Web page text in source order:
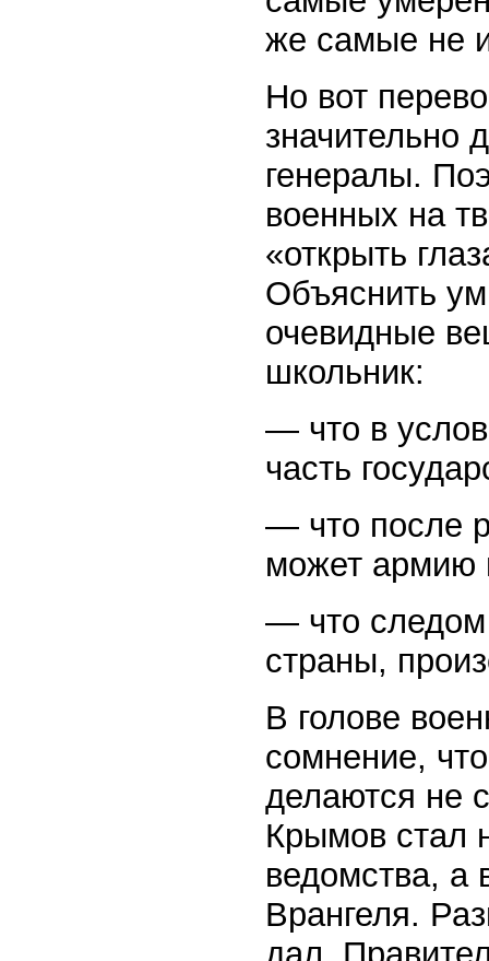
же самые не
Но вот
значительно
генералы.
военных на
«открыть
Объяснить
очевидные
школьник:
— что в
часть
— что после
может армию
— что
страны,
В голове
сомнение,
делаются не
Крымов стал
ведомства, а
Врангеля.